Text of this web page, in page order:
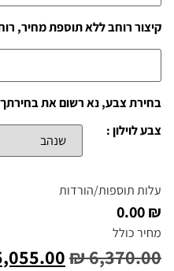
קיצור רוחב ללא תוספת מחיר,
בחירת צבע, נא רשום את
צבע לוילון :
עלות תוספות/הורדות
₪ 0.00
מחיר כולל
₪6,370.00